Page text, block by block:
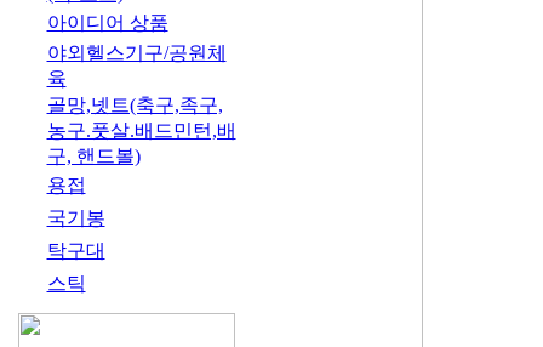
아이디어 상품
야외헬스기구/공원체
육
골망,넷트(축구,족구,
농구.풋살.배드민턴,배
구, 핸드볼)
용접
국기봉
탁구대
스틱